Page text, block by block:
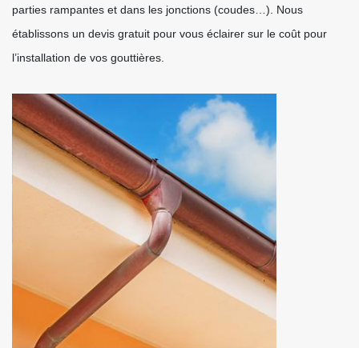
parties rampantes et dans les jonctions (coudes…). Nous
établissons un devis gratuit pour vous éclairer sur le coût pour
l’installation de vos gouttières.